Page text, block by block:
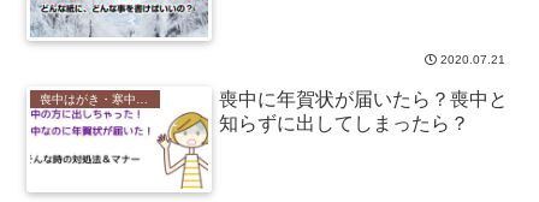
2020.07.21
喪中に年賀状が届いたら？喪中と
知らずに出してしまったら？